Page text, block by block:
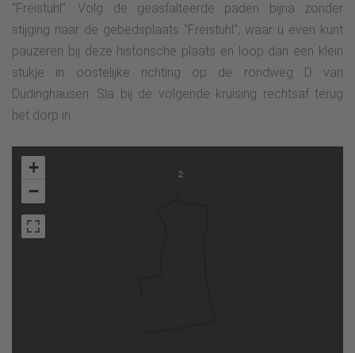
"Freistuhl". Volg de geasfalteerde paden bijna zonder
stijging naar de gebedsplaats "Freistuhl", waar u even kunt
pauzeren bij deze historische plaats en loop dan een klein
stukje in oostelijke richting op de rondweg D van
Düdinghausen. Sla bij de volgende kruising rechtsaf terug
het dorp in.
2
+
−